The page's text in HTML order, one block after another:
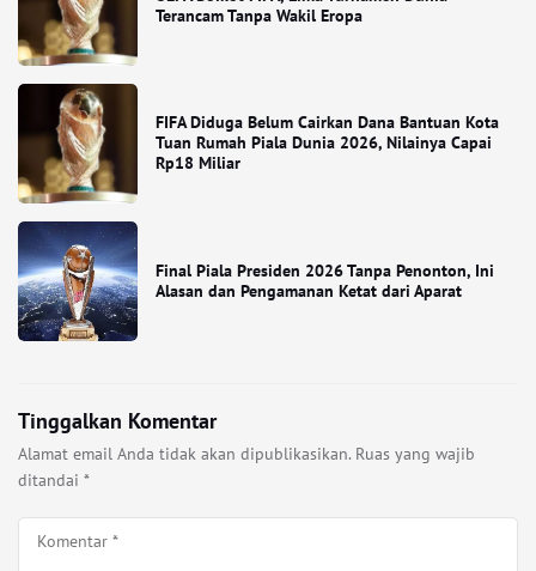
Terancam Tanpa Wakil Eropa
FIFA Diduga Belum Cairkan Dana Bantuan Kota
Tuan Rumah Piala Dunia 2026, Nilainya Capai
Rp18 Miliar
Final Piala Presiden 2026 Tanpa Penonton, Ini
Alasan dan Pengamanan Ketat dari Aparat
Tinggalkan Komentar
Alamat email Anda tidak akan dipublikasikan. Ruas yang wajib
ditandai *